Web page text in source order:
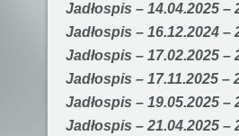
Jadłospis – 14.04.2025 –
Jadłospis – 16.12.2024 –
Jadłospis – 17.02.2025 –
Jadłospis – 17.11.2025 –
Jadłospis – 19.05.2025 –
Jadłospis – 21.04.2025 –